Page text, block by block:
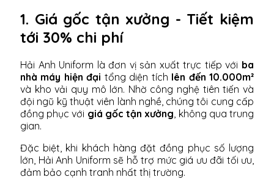
1. Giá gốc tận xưởng - Tiết kiệm
tới 30% chi phí
Hải Anh Uniform là đơn vị sản xuất trực tiếp với ba
nhà máy hiện đại tổng diện tích lên đến 10.000m²
và kho vải quy mô lớn. Nhờ công nghệ tiên tiến và
đội ngũ kỹ thuật viên lành nghề, chúng tôi cung cấp
đồng phục với giá gốc tận xưởng, không qua trung
gian.
Đặc biệt, khi khách hàng đặt đồng phục số lượng
lớn, Hải Anh Uniform sẽ hỗ trợ mức giá ưu đãi tối ưu,
đảm bảo cạnh tranh nhất thị trường.